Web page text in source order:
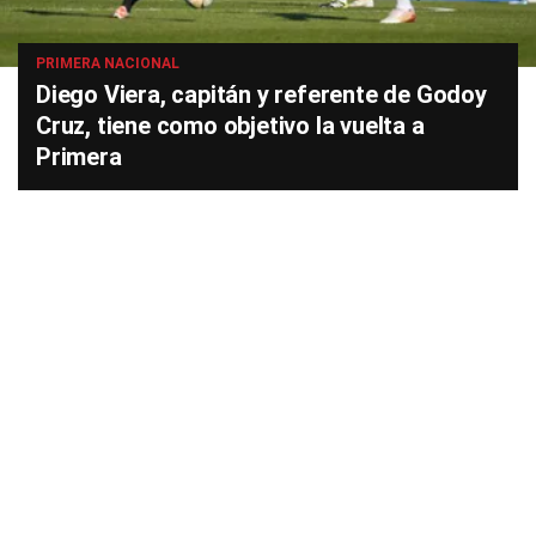
PRIMERA NACIONAL
Diego Viera, capitán y referente de Godoy
Cruz, tiene como objetivo la vuelta a
Primera